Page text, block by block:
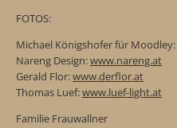
FOTOS:
Michael Königshofer für Moodley:
Nareng Design:www.nareng.at
Gerald Flor:www.derflor.at
Thomas Luef:www.luef-light.at
Familie Frauwallner